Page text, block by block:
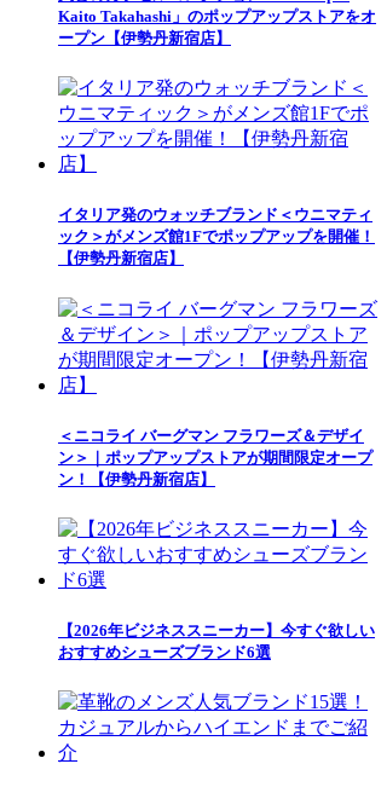
Kaito Takahashi」のポップアップストアをオ
ープン【伊勢丹新宿店】
イタリア発のウォッチブランド＜ウニマティ
ック＞がメンズ館1Fでポップアップを開催！
【伊勢丹新宿店】
＜ニコライ バーグマン フラワーズ＆デザイ
ン＞｜ポップアップストアが期間限定オープ
ン！【伊勢丹新宿店】
【2026年ビジネススニーカー】今すぐ欲しい
おすすめシューズブランド6選